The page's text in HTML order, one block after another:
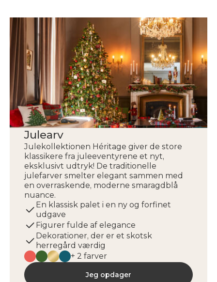
Julearv
Julekollektionen Héritage giver de store
klassikere fra juleeventyrene et nyt,
eksklusivt udtryk! De traditionelle
julefarver smelter elegant sammen med
en overraskende, moderne smaragdblå
nuance.
En klassisk palet i en ny og forfinet
udgave
Figurer fulde af elegance
Dekorationer, der er et skotsk
herregård værdig
+ 2 farver
Jeg opdager